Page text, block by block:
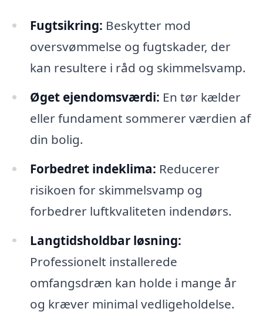
Fugtsikring: Beskytter mod
oversvømmelse og fugtskader, der
kan resultere i råd og skimmelsvamp.
Øget ejendomsværdi: En tør kælder
eller fundament sommerer værdien af
din bolig.
Forbedret indeklima: Reducerer
risikoen for skimmelsvamp og
forbedrer luftkvaliteten indendørs.
Langtidsholdbar løsning:
Professionelt installerede
omfangsdræn kan holde i mange år
og kræver minimal vedligeholdelse.